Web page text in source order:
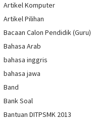
Artikel Komputer
Artikel Pilihan
Bacaan Calon Pendidik (Guru)
Bahasa Arab
bahasa inggris
bahasa jawa
Band
Bank Soal
Bantuan DITPSMK 2013